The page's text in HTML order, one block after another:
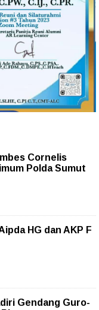
Cornelis
Polda Sumut
HG dan AKP F
Gendang Guro-